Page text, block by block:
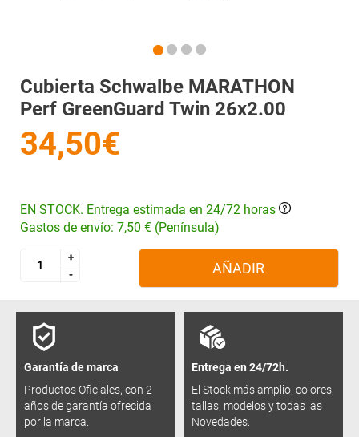
Cubierta Schwalbe MARATHON
Perf GreenGuard Twin 26x2.00
34,50€
EN STOCK. Entrega estimada en 24/72 horas
Gastos de envío: 7,50 € (Península)
+
-
+
-
AÑADIR
Garantía de marca
Productos Oficiales, con 2
años de garantía ofrecida
por la marca.
Entrega en 24/72h.
El Stock más amplio, colores,
tallas, modelos y todas las
Novedades.